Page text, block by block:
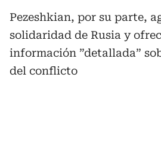
Pezeshkian, por su parte,
solidaridad de Rusia y
información ”detallada”
del conflicto